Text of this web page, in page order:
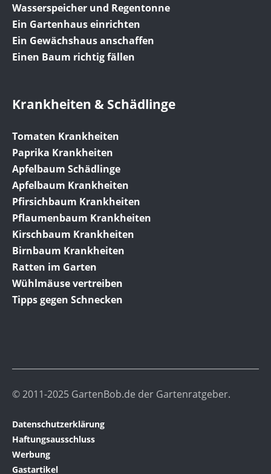
Wasserspeicher und Regentonne
Ein Gartenhaus einrichten
Ein Gewächshaus anschaffen
Einen Baum richtig fällen
Krankheiten & Schädlinge
Tomaten Krankheiten
Paprika Krankheiten
Apfelbaum Schädlinge
Apfelbaum Krankheiten
Pfirsichbaum Krankheiten
Pflaumenbaum Krankheiten
Kirschbaum Krankheiten
Birnbaum Krankheiten
Ratten im Garten
Wühlmäuse vertreiben
Tipps gegen Schnecken
© 2011-2025 GartenBob.de der Gartenratgeber.
Datenschutzerklärung
Haftungsausschluss
Werbung
Gastartikel